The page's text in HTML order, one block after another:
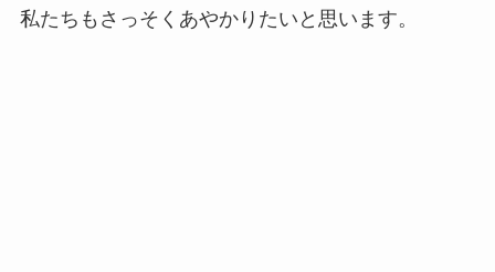
私たちもさっそくあやかりたいと思います。